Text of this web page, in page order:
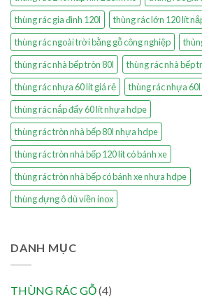
thùng rác gia đình 120l
thùng rác lớn 120 lít
thùng rác ngoài trời bằng gỗ công nghiệp
thùng rác nhà bếp tròn 80l
thùng rác nhà bếp
thùng rác nhựa 60 lít giá rẻ
thùng rác nhựa 60l
thùng rác nắp đẩy 60 lít nhựa hdpe
thùng rác tròn nhà bếp 80l nhựa hdpe
thùng rác tròn nhà bếp 120 lít có bánh xe
thùng rác tròn nhà bếp có bánh xe nhựa hdpe
thùng đựng ô dù viền inox
DANH MỤC
THÙNG RÁC GỖ(4)